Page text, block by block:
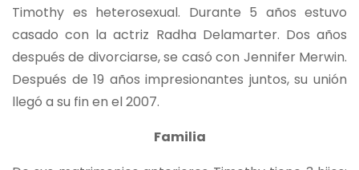
Timothy es heterosexual. Durante 5 años estuvo
casado con la actriz Radha Delamarter. Dos años
después de divorciarse, se casó con Jennifer Merwin.
Después de 19 años impresionantes juntos, su unión
llegó a su fin en el 2007.
Familia